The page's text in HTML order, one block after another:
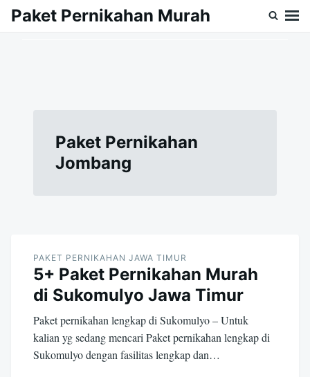
SkipSearch
Paket Pernikahan Murah
Paket Pernikahan
Jombang
PAKET PERNIKAHAN JAWA TIMUR
5+ Paket Pernikahan Murah
di Sukomulyo Jawa Timur
Paket pernikahan lengkap di Sukomulyo – Untuk
kalian yg sedang mencari Paket pernikahan lengkap di
Sukomulyo dengan fasilitas lengkap dan…